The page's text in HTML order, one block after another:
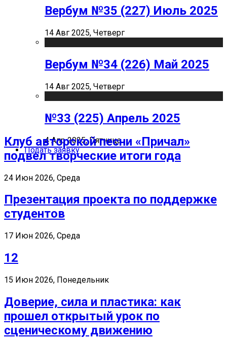
Вербум №35 (227) Июль 2025
14 Авг 2025, Четверг
Вербум №34 (226) Май 2025
14 Авг 2025, Четверг
№33 (225) Апрель 2025
4 Апр 2025, Пятница
Подать заявку
Клуб авторской песни «Причал»
подвел творческие итоги года
24 Июн 2026, Среда
Презентация проекта по поддержке
студентов
17 Июн 2026, Среда
12
15 Июн 2026, Понедельник
Доверие, сила и пластика: как
прошел открытый урок по
сценическому движению